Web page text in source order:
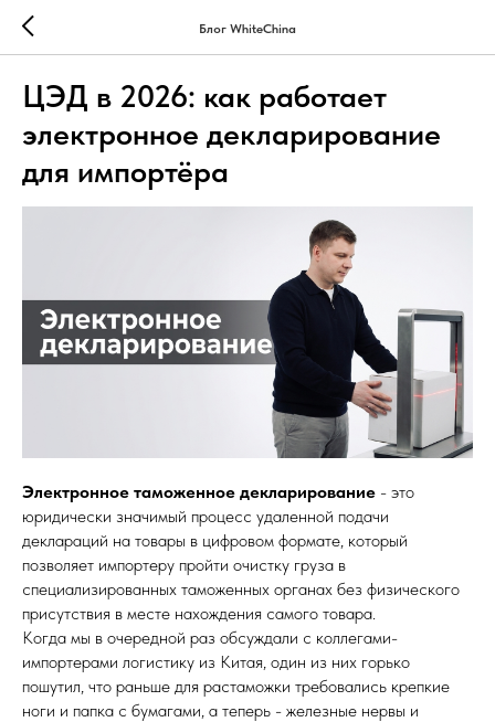
Блог WhiteChina
ЦЭД в 2026: как работает
электронное декларирование
для импортёра
Электронное таможенное декларирование - это
юридически значимый процесс удаленной подачи
деклараций на товары в цифровом формате, который
позволяет импортеру пройти очистку груза в
специализированных таможенных органах без физического
присутствия в месте нахождения самого товара.
Когда мы в очередной раз обсуждали с коллегами-
импортерами логистику из Китая, один из них горько
пошутил, что раньше для растаможки требовались крепкие
ноги и папка с бумагами, а теперь - железные нервы и